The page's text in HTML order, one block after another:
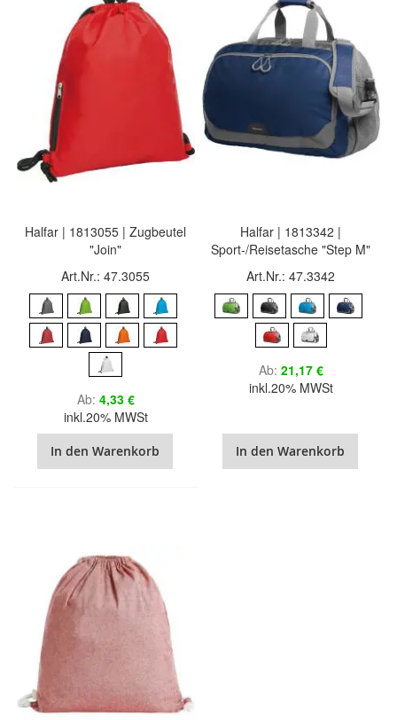
Halfar | 1813055 | Zugbeutel
"Join"
Art.Nr.: 47.3055
Ab 4,33 €
inkl.20% MWSt
In den Warenkorb
Halfar | 1813342 |
Sport-/Reisetasche "Step M"
Art.Nr.: 47.3342
Ab 21,17 €
inkl.20% MWSt
In den Warenkorb